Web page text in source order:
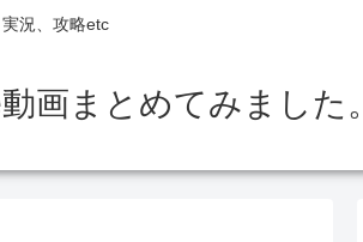
実況、攻略etc
画まとめてみました。